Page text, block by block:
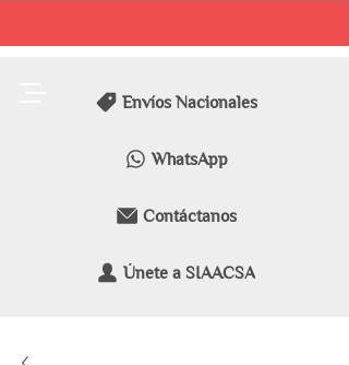
Envíos Nacionales
WhatsApp
Contáctanos
Únete a SIAACSA